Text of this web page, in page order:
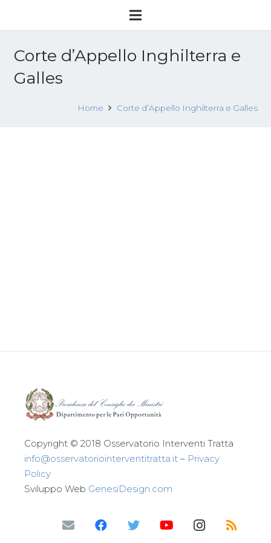
Corte d’Appello Inghilterra e
Galles
Home Corte d’Appello Inghilterra e Galles
Copyright © 2018 Osservatorio Interventi Tratta
info@osservatoriointerventitratta.it – Privacy
Policy
Sviluppo Web GenesiDesign.com